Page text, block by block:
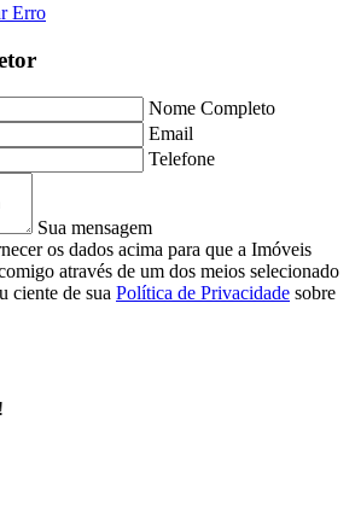
Erro
Nome Completo
Email
Telefone
Sua mensagem
os dados acima para que a Imóveis
através de um dos meios selecionado
ciente de sua Política de Privacidade sobre